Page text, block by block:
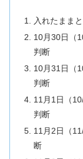
入れたまま
10月30日（
判断
10月31日（
判断
11月1日（
判断
11月2日（
断